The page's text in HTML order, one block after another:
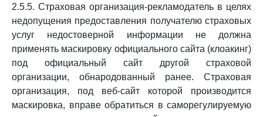
2.5.5. Страховая организация-рекламодатель в целях
недопущения предоставления получателю страховых
услуг недостоверной информации не должна
применять маскировку официального сайта (клоакинг)
под официальный сайт другой страховой
организации, обнародованный ранее. Страховая
организация, под веб-сайт которой производится
маскировка, вправе обратиться в саморегулируемую